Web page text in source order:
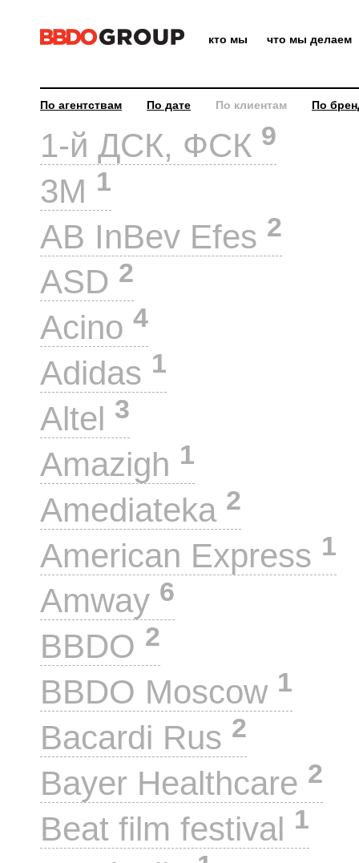
кто мы что мы делаем
По агентствам По дате По клиентам По
1-й ДСК, ФСК 9
3M 1
AB InBev Efes 2
ASD 2
Acino 4
Adidas 1
Altel 3
Amazigh 1
Amediateka 2
American Express 1
Amway 6
BBDO 2
BBDO Moscow 1
Bacardi Rus 2
Bayer Healthcare 2
Beat film festival 1